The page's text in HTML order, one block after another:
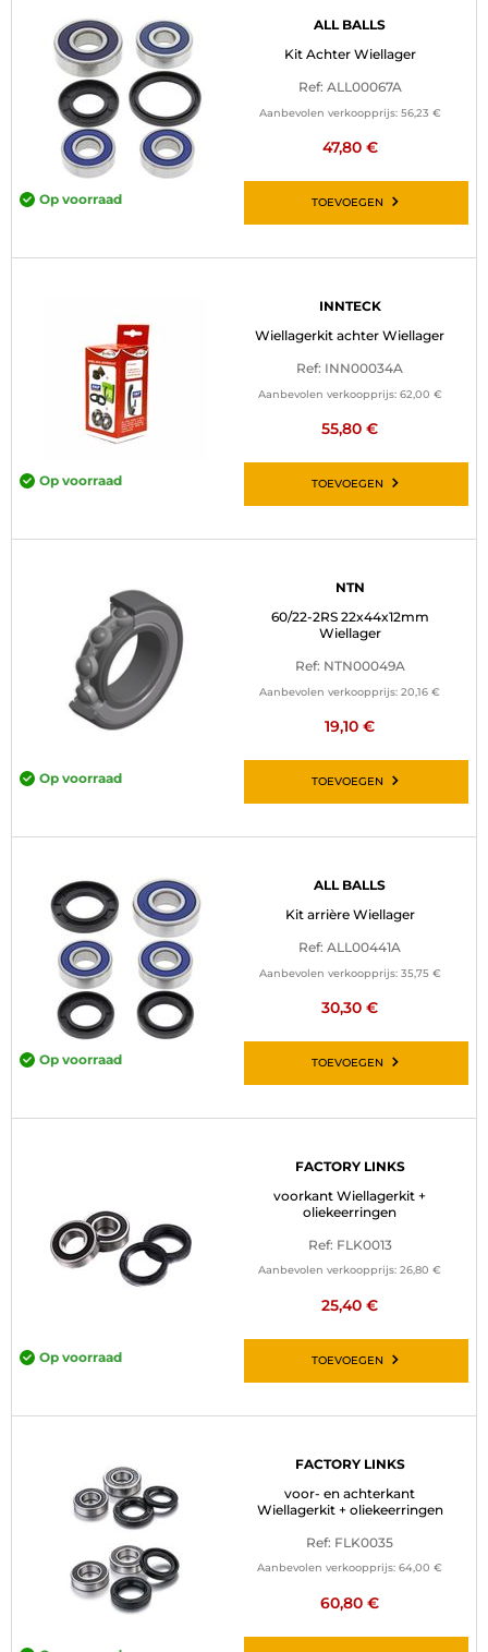
ALL BALLS
Kit Achter Wiellager
Ref: ALL00067A
Aanbevolen verkoopprijs: 56,23 €
47,80 €
Op voorraad TOEVOEGEN
INNTECK
Wiellagerkit achter Wiellager
Ref: INN00034A
Aanbevolen verkoopprijs: 62,00 €
55,80 €
Op voorraad TOEVOEGEN
NTN
60/22-2RS 22x44x12mm
Wiellager
Ref: NTN00049A
Aanbevolen verkoopprijs: 20,16 €
19,10 €
Op voorraad TOEVOEGEN
ALL BALLS
Kit arrière Wiellager
Ref: ALL00441A
Aanbevolen verkoopprijs: 35,75 €
30,30 €
Op voorraad TOEVOEGEN
FACTORY LINKS
voorkant Wiellagerkit +
oliekeerringen
Ref: FLK0013
Aanbevolen verkoopprijs: 26,80 €
25,40 €
Op voorraad TOEVOEGEN
FACTORY LINKS
voor- en achterkant
Wiellagerkit + oliekeerringen
Ref: FLK0035
Aanbevolen verkoopprijs: 64,00 €
60,80 €